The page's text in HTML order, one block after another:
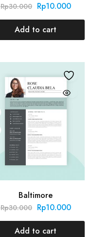
Rp30.000 Rp10.000
Add to cart
Baltimore
Rp30.000 Rp10.000
Add to cart